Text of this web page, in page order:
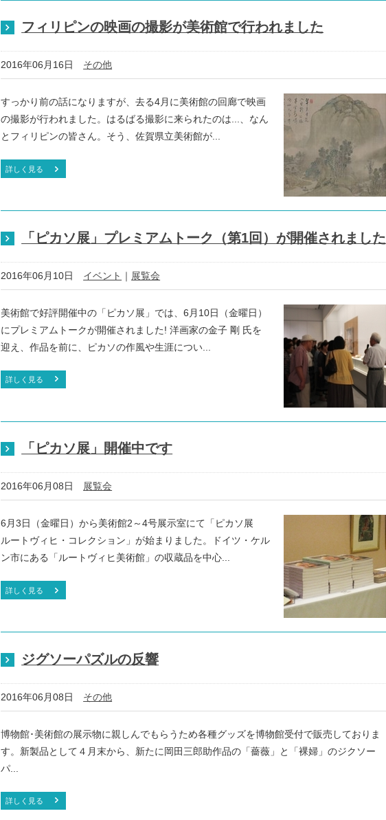
フィリピンの映画の撮影が美術館で行われました
2016年06月16日 その他
すっかり前の話になりますが、去る4月に美術館の回廊で映画
の撮影が行われました。はるばる撮影に来られたのは...、なん
とフィリピンの皆さん。そう、佐賀県立美術館が...
詳しく見る
「ピカソ展」プレミアムトーク（第1回）が開催されました
2016年06月10日 イベント ｜ 展覧会
美術館で好評開催中の「ピカソ展」では、6月10日（金曜日）
にプレミアムトークが開催されました! 洋画家の金子 剛 氏を
迎え、作品を前に、ピカソの作風や生涯につい...
詳しく見る
「ピカソ展」開催中です
2016年06月08日 展覧会
6月3日（金曜日）から美術館2～4号展示室にて「ピカソ展
ルートヴィヒ・コレクション」が始まりました。ドイツ・ケル
ン市にある「ルートヴィヒ美術館」の収蔵品を中心...
詳しく見る
ジグソーパズルの反響
2016年06月08日 その他
博物館･美術館の展示物に親しんでもらうため各種グッズを博物館受付で販売しておりま
す。新製品として４月末から、新たに岡田三郎助作品の「薔薇」と「裸婦」のジクソー
パ...
詳しく見る